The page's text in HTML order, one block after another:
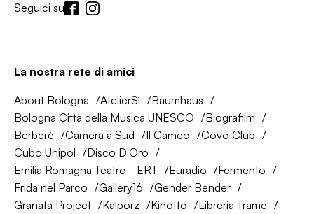
Seguici su
La nostra rete di amici
About Bologna AtelierSì
Baumhaus
Bologna Città della Musica UNESCO
Biografilm
Berberè
Camera a Sud Il Cameo
Covo Club
Cubo Unipol
Disco D'Oro
Emilia Romagna Teatro - ERT
Euradio
Fermento
Frida nel Parco
Gallery16
Gender Bender
Granata Project
Kalporz Kinotto
Libreria Trame